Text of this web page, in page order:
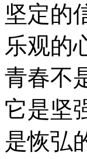
坚定的
乐观的
青春不
它是坚
是恢弘